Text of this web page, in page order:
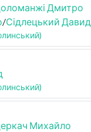
Дмитро
/Сідлецький Давид
Михайло